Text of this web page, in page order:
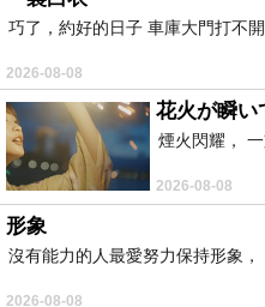
巧了，約好的日子 車庫大門打不
2026-08-08
花火が瞬い
煙火閃耀，
2026-08-08
形象
沒有能力的人最愛努力保持形象，
2026-08-08